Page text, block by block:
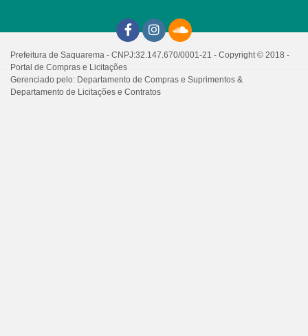
Prefeitura de Saquarema - CNPJ:32.147.670/0001-21 - Copyright © 2018 -
Portal de Compras e Licitações
Gerenciado pelo: Departamento de Compras e Suprimentos &
Departamento de Licitações e Contratos